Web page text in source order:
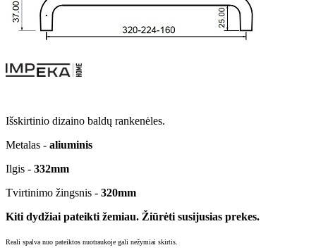
Išskirtinio dizaino baldų rankenėles.
Metalas - aliuminis
Ilgis - 332mm
Tvirtinimo žingsnis - 320mm
Kiti dydžiai pateikti žemiau. Žiūrėti susijusias prekes.
Reali spalva nuo pateiktos nuotraukoje gali nežymiai skirtis.